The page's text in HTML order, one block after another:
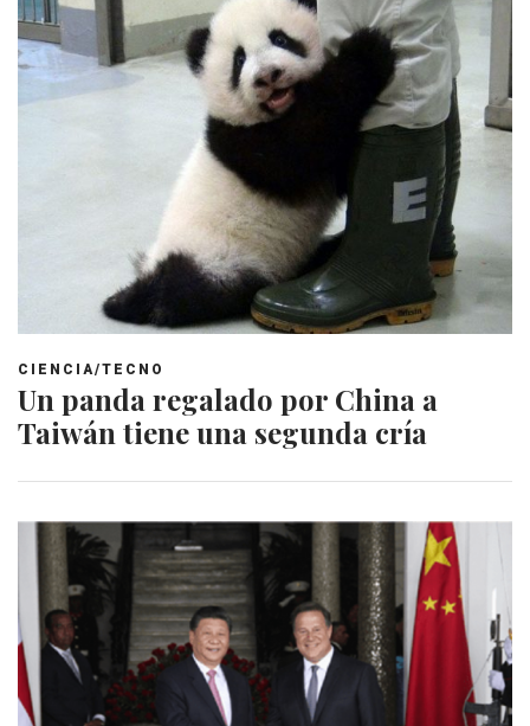
CIENCIA/TECNO
Un panda regalado por China a
Taiwán tiene una segunda cría